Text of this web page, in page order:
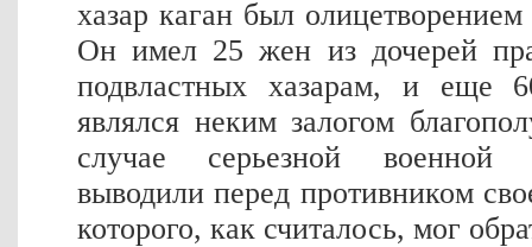
хазар каган был
Он имел 25 жен из дочерей
подвластных хазарам, и еще
являлся неким залогом
случае серьезной военной
выводили перед противником
которого, как считалось, мог